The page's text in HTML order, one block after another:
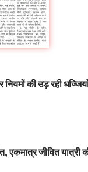
की उड़ रही
जीवित यात्री